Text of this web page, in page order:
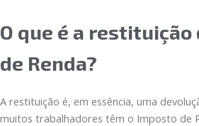
O que é a
de Renda?
A restituição é, em essência, uma
muitos trabalhadores têm o Imposto de